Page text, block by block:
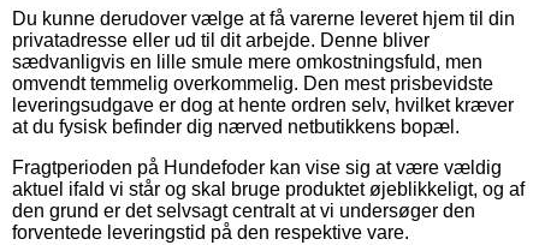
Du kunne derudover vælge at få varerne leveret hjem til din
privatadresse eller ud til dit arbejde. Denne bliver
sædvanligvis en lille smule mere omkostningsfuld, men
omvendt temmelig overkommelig. Den mest prisbevidste
leveringsudgave er dog at hente ordren selv, hvilket kræver
at du fysisk befinder dig nærved netbutikkens bopæl.
Fragtperioden på Hundefoder kan vise sig at være vældig
aktuel ifald vi står og skal bruge produktet øjeblikkeligt, og af
den grund er det selvsagt centralt at vi undersøger den
forventede leveringstid på den respektive vare.